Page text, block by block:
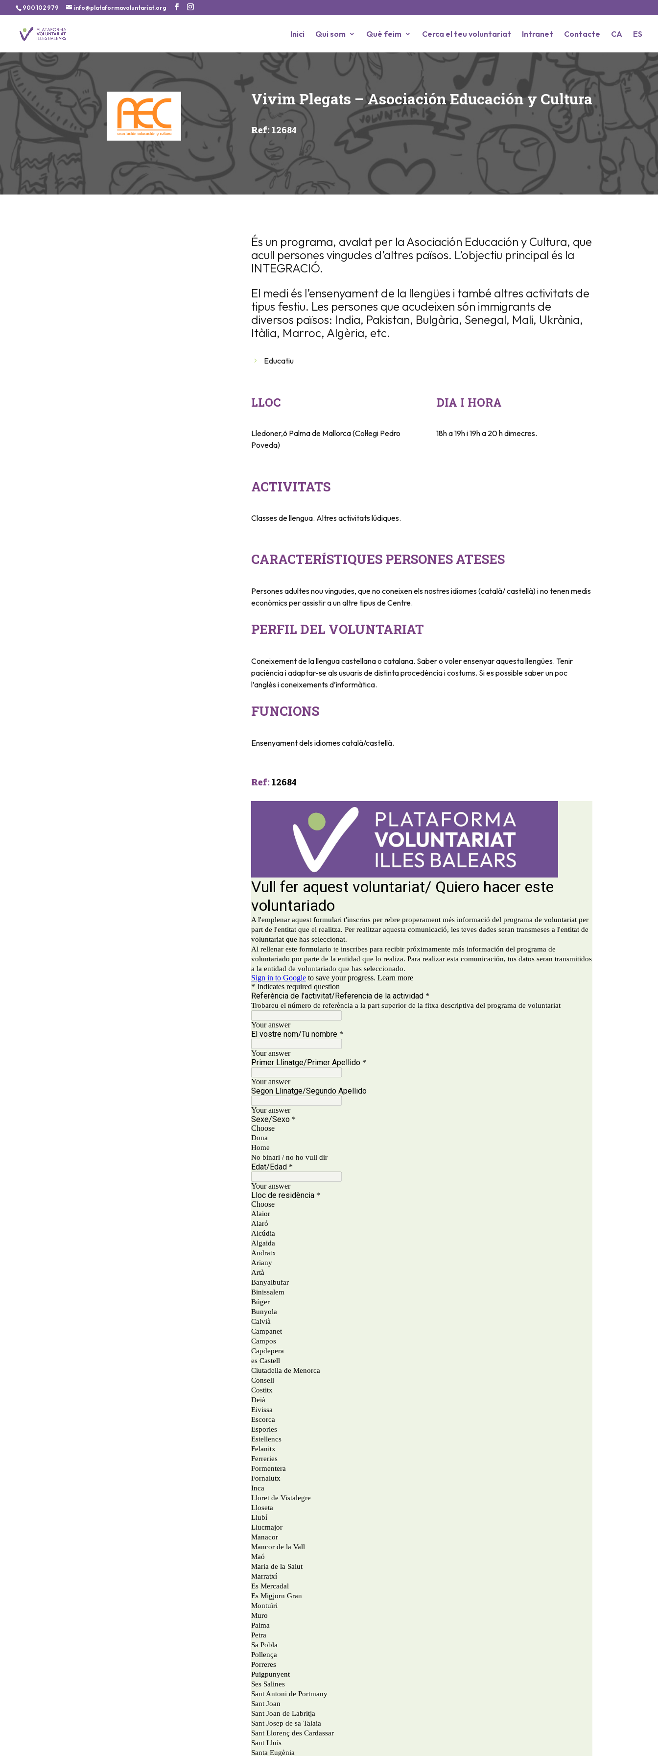
900 102 979 info@plataformavoluntariat.org
Inici Qui som Què feim Cerca el teu voluntariat Intranet Contacte CA ES
Vivim Plegats – Asociación Educación y Cultura
Ref: 12684
És un programa, avalat per la Asociación Educación y Cultura, que
acull persones vingudes d’altres països. L’objectiu principal és la
INTEGRACIÓ.
El medi és l’ensenyament de la llengües i també altres activitats de
tipus festiu. Les persones que acudeixen són immigrants de
diversos països: India, Pakistan, Bulgària, Senegal, Mali, Ukrània,
Itàlia, Marroc, Algèria, etc.
Educatiu
LLOC
Lledoner,6 Palma de Mallorca (Col·legi Pedro
Poveda)
DIA I HORA
18h a 19h i 19h a 20 h dimecres.
ACTIVITATS
Classes de llengua. Altres activitats lúdiques.
CARACTERÍSTIQUES PERSONES ATESES
Persones adultes nou vingudes, que no coneixen els nostres idiomes (català/ castellà) i no tenen medis
econòmics per assistir a un altre tipus de Centre.
PERFIL DEL VOLUNTARIAT
Coneixement de la llengua castellana o catalana. Saber o voler ensenyar aquesta llengües. Tenir
paciència i adaptar-se als usuaris de distinta procedència i costums. Si es possible saber un poc
l’anglès i coneixements d’informàtica.
FUNCIONS
Ensenyament dels idiomes català/castellà.
Ref: 12684